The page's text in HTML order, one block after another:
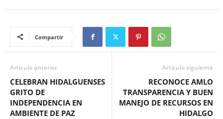
Compartir
Artículo anterior
CELEBRAN HIDALGUENSES
GRITO DE
INDEPENDENCIA EN
AMBIENTE DE PAZ
Artículo siguiente
RECONOCE AMLO
TRANSPARENCIA Y BUEN
MANEJO DE RECURSOS EN
HIDALGO